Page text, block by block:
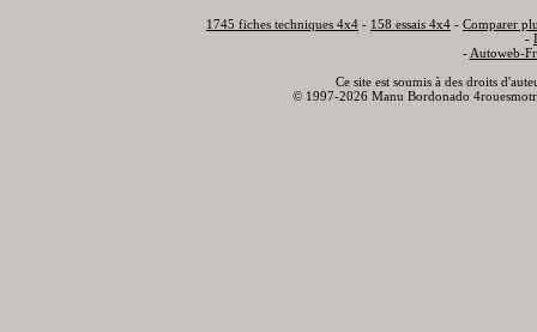
1745 fiches techniques 4x4 - 158 essais 4x4 - Comparer
-
- Autoweb-
Ce site est soumis à des droits
© 1997-2026 Manu Bordonado